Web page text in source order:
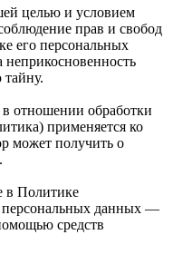
целью и условием
прав и свобод
его персональных
отношении обработки
применяется ко
может получить о
в Политике
персональных данных —
средств